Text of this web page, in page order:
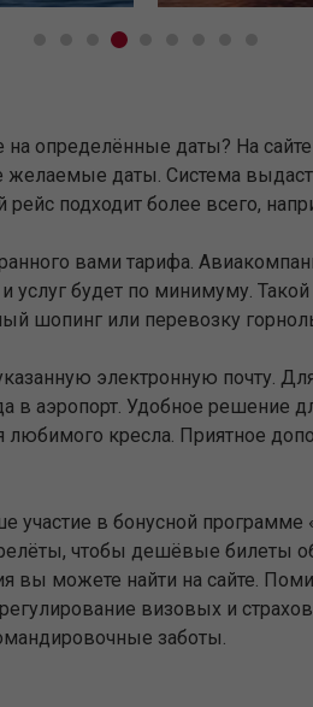
определённые даты? На
даты. Система выдаст
подходит более всего,
вами тарифа.
услуг будет по минимуму.
шопинг или перевозку
электронную почту.
аэропорт. Удобное решение
кресла. Приятное
участие в бонусной
чтобы дешёвые билеты
вы можете найти на сайте.
визовых и
заботы.